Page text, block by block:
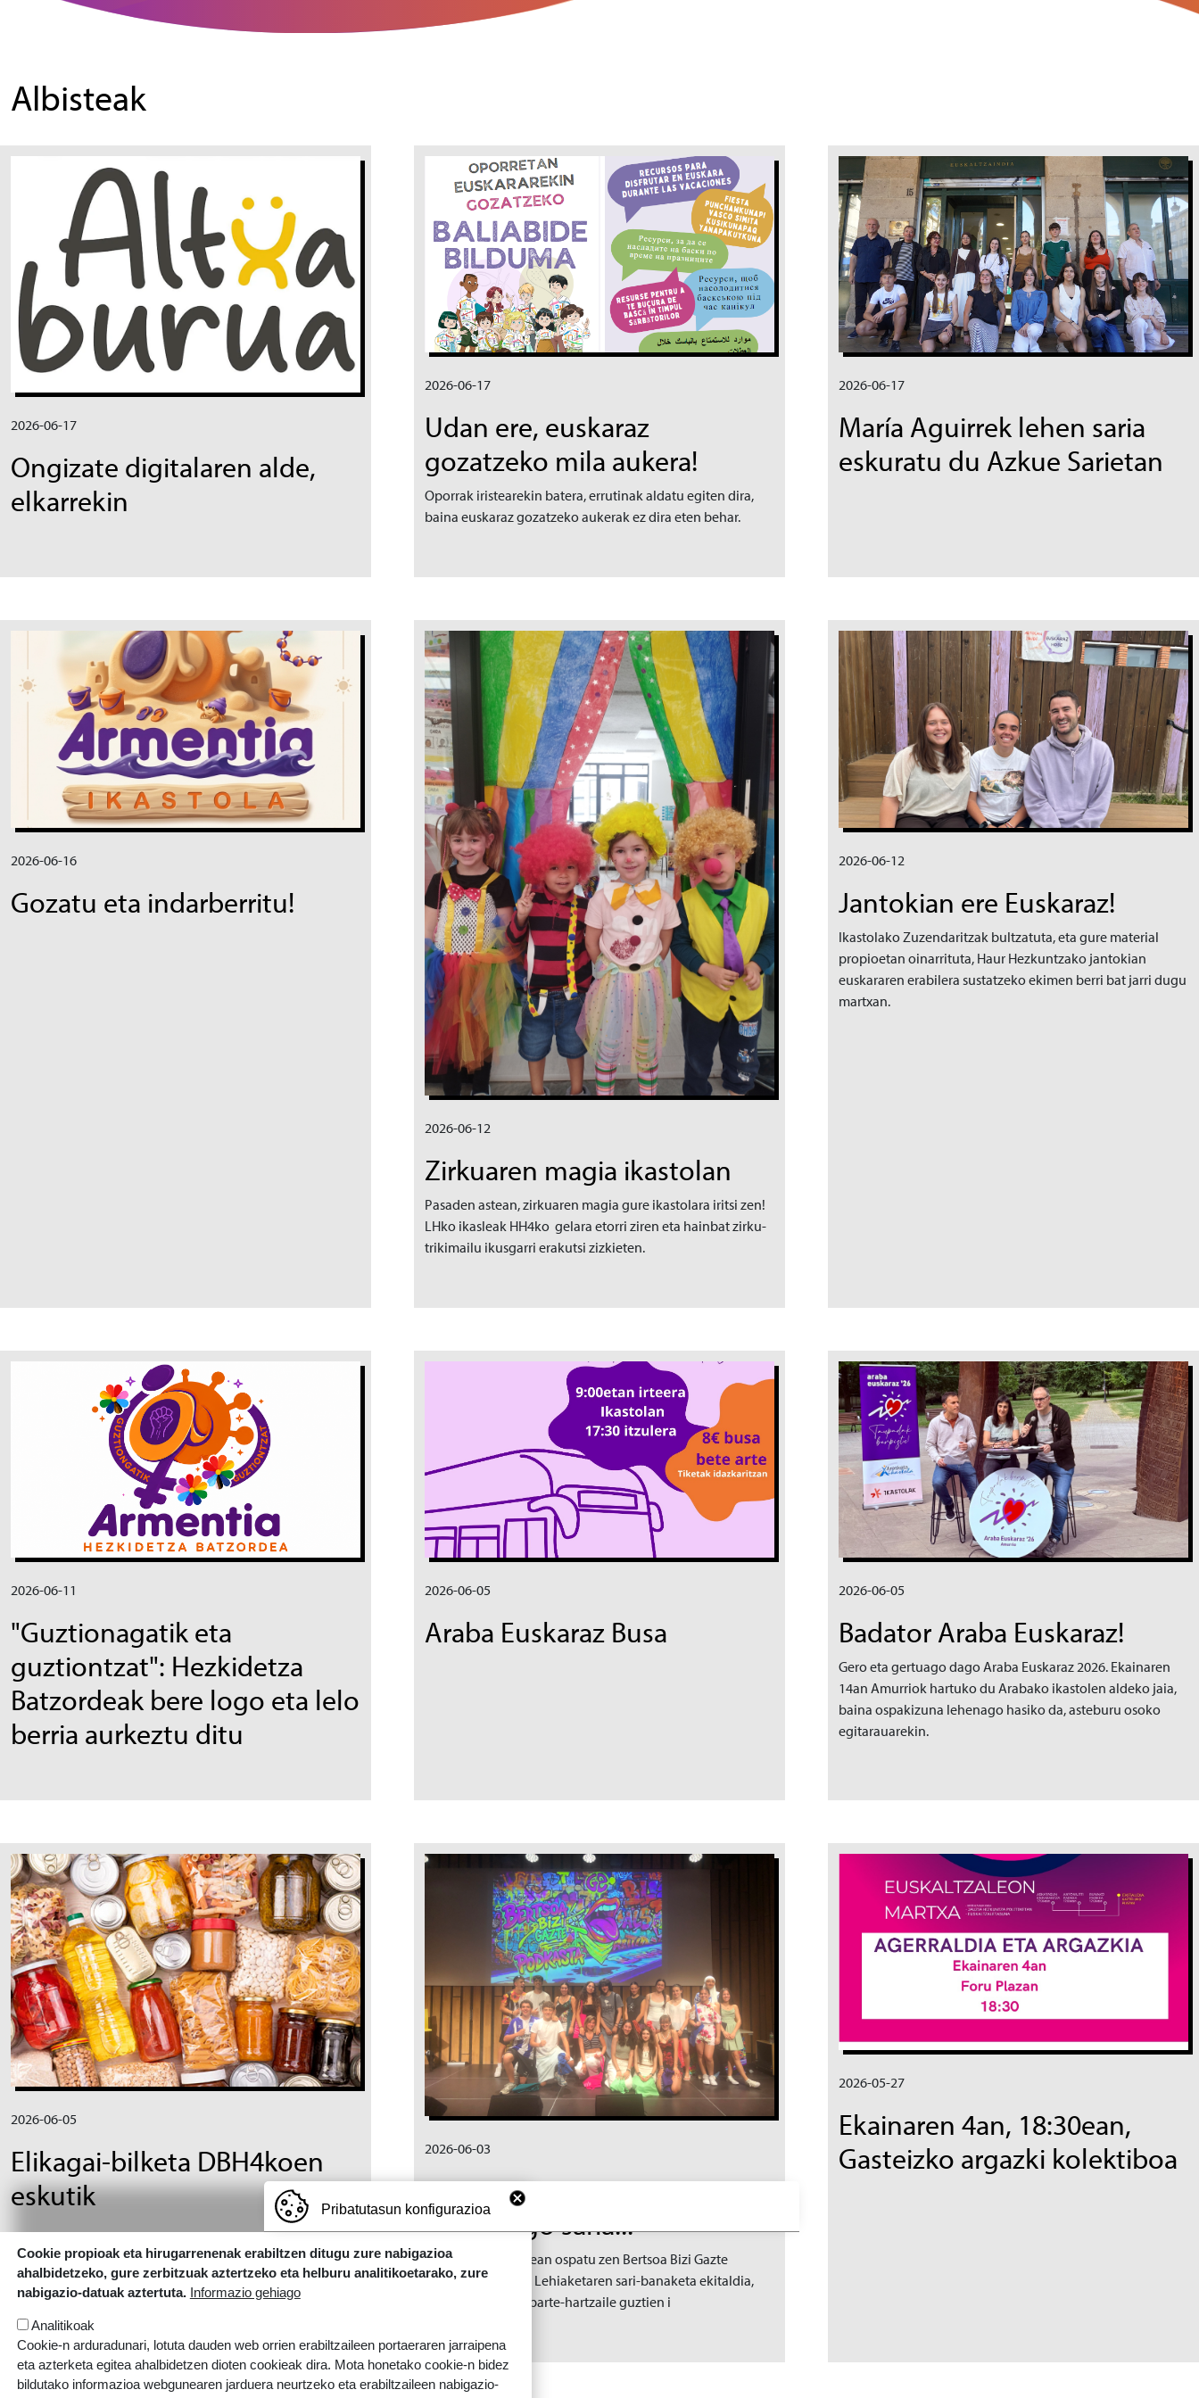
Albisteak
2026-06-17
Ongizate digitalaren alde,
elkarrekin
2026-06-17
Udan ere, euskaraz
gozatzeko mila aukera!
Oporrak iristearekin batera, errutinak aldatu egiten dira,
baina euskaraz gozatzeko aukerak ez dira eten behar.
Irudia
2026-06-17
María Aguirrek lehen saria
eskuratu du Azkue Sarietan
2026-06-16
Gozatu eta indarberritu!
Irudia
2026-06-12
Zirkuaren magia ikastolan
Pasaden astean, zirkuaren magia gure ikastolara iritsi zen!
LHko ikasleak HH4ko gelara etorri ziren eta hainbat zirku-
trikimailu ikusgarri erakutsi zizkieten.
Irudia
2026-06-12
Jantokian ere Euskaraz!
Ikastolako Zuzendaritzak bultzatuta, eta gure material
propioetan oinarrituta, Haur Hezkuntzako jantokian
euskararen erabilera sustatzeko ekimen berri bat jarri dugu
martxan.
2026-06-11
"Guztionagatik eta
guztiontzat": Hezkidetza
Batzordeak bere logo eta lelo
berria aurkeztu ditu
2026-06-05
Araba Euskaraz Busa
Irudia
2026-06-05
Badator Araba Euskaraz!
Gero eta gertuago dago Araba Euskaraz 2026. Ekainaren
14an Amurriok hartuko du Arabako ikastolen aldeko jaia,
baina ospakizuna lehenago hasiko da, asteburu osoko
egitarauarekin.
Irudia
2026-06-05
Elikagai-bilketa DBH4koen
eskutik
Irudia
2026-06-03
Bertso Bizi Gazten
lehenengo saria!!!
Pasa den ostegunean ospatu zen Bertsoa Bizi Gazte
tailerreko Podcast Lehiaketaren sari-banaketa ekitaldia,
giro ederrean eta parte-hartzaile guztien i
2026-05-27
Ekainaren 4an, 18:30ean,
Gasteizko argazki kolektiboa
Pribatutasun konfigurazioa
Cookie propioak eta hirugarrenenak erabiltzen ditugu zure nabigazioa
ahalbidetzeko, gure zerbitzuak aztertzeko eta helburu analitikoetarako, zure
nabigazio-datuak aztertuta. Informazio gehiago
Analitikoak
Cookie-n arduradunari, lotuta dauden web orrien erabiltzaileen portaeraren jarraipena
eta azterketa egitea ahalbidetzen dioten cookieak dira. Mota honetako cookie-n bidez
bildutako informazioa webgunearen jarduera neurtzeko eta erabiltzaileen nabigazio-